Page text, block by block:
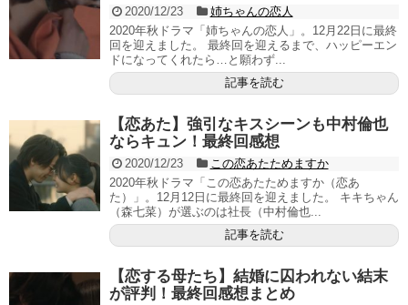
2020/12/23
姉ちゃんの恋人
2020年秋ドラマ「姉ちゃんの恋人」。12月22日に最終
回を迎えました。 最終回を迎えるまで、ハッピーエン
ドになってくれたら…と願わず...
記事を読む
【恋あた】強引なキスシーンも中村倫也
ならキュン！最終回感想
2020/12/23
この恋あたためますか
2020年秋ドラマ「この恋あたためますか（恋あ
た）」。12月12日に最終回を迎えました。 キキちゃん
（森七菜）が選ぶのは社長（中村倫也...
記事を読む
【恋する母たち】結婚に囚われない結末
が評判！最終回感想まとめ